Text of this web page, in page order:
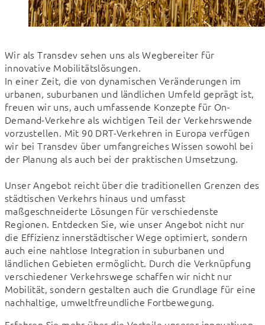
Wir als Transdev sehen uns als Wegbereiter für
innovative Mobilitätslösungen.
In einer Zeit, die von dynamischen Veränderungen im
urbanen, suburbanen und ländlichen Umfeld geprägt ist,
freuen wir uns, auch umfassende Konzepte für On-
Demand-Verkehre als wichtigen Teil der Verkehrswende
vorzustellen. Mit 90 DRT-Verkehren in Europa verfügen
wir bei Transdev über umfangreiches Wissen sowohl bei
der Planung als auch bei der praktischen Umsetzung.
Unser Angebot reicht über die traditionellen Grenzen des
städtischen Verkehrs hinaus und umfasst
maßgeschneiderte Lösungen für verschiedenste
Regionen. Entdecken Sie, wie unser Angebot nicht nur
die Effizienz innerstädtischer Wege optimiert, sondern
auch eine nahtlose Integration in suburbanen und
ländlichen Gebieten ermöglicht. Durch die Verknüpfung
verschiedener Verkehrswege schaffen wir nicht nur
Mobilität, sondern gestalten auch die Grundlage für eine
nachhaltige, umweltfreundliche Fortbewegung.